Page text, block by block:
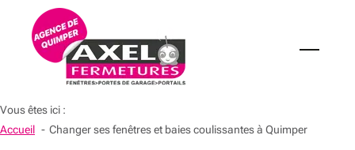
Vous êtes ici :
Accueil
Changer ses fenêtres et baies coulissantes à Quimper